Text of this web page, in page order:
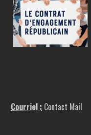
Courriel : Contact Mail